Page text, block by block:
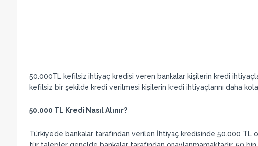
50.000TL kefilsiz ihtiyaç kredisi veren bankalar kişilerin kredi
kefilsiz bir şekilde kredi verilmesi kişilerin kredi ihtiyaçlarını daha
50.000 TL Kredi Nasıl Alınır?
Türkiye’de bankalar tarafından verilen İhtiyaç kredisinde 50.000